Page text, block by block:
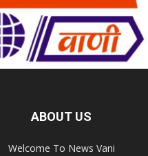
ABOUT US
Welcome To News Vani